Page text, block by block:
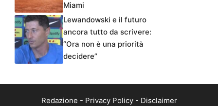
Miami
Lewandowski e il futuro
ancora tutto da scrivere:
“Ora non è una priorità
decidere”
Redazione - Privacy Policy- Disclaimer